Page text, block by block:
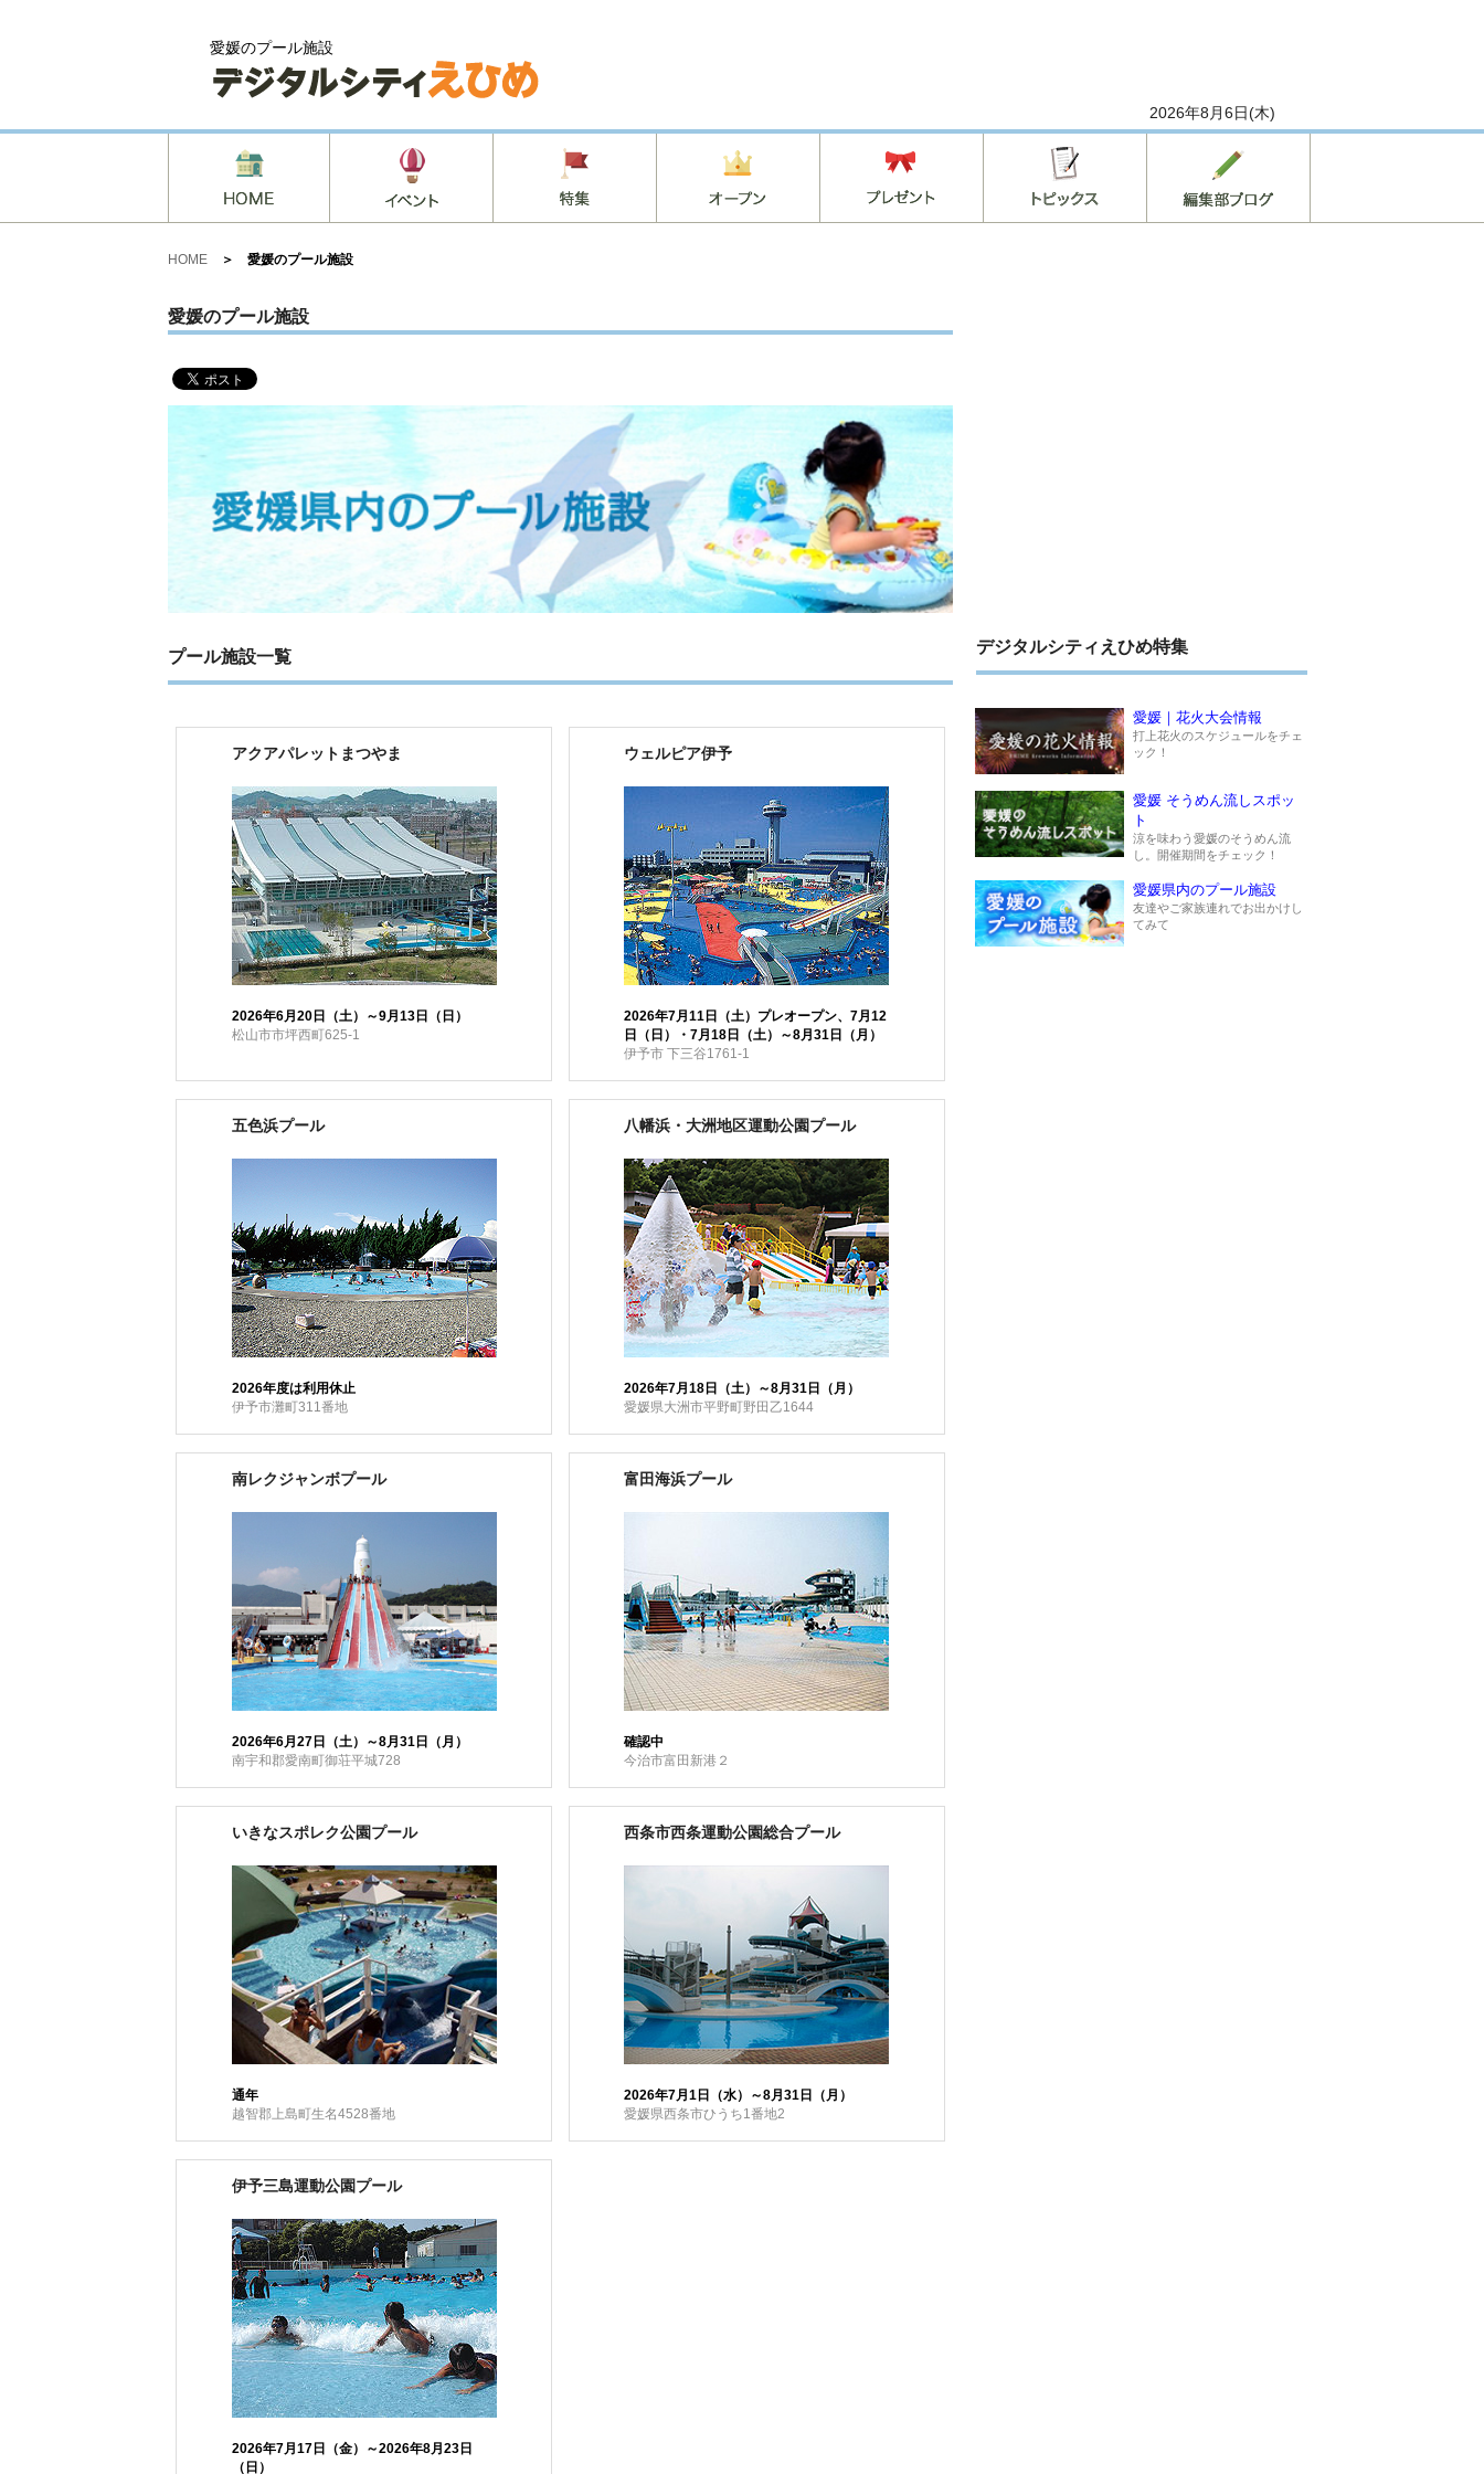
愛媛のプール施設
2026年8月6日(木)
HOME ＞ 愛媛のプール施設
愛媛のプール施設
プール施設一覧
アクアパレットまつやま
2026年6月20日（土）～9月13日（日）
松山市市坪西町625-1
ウェルピア伊予
2026年7月11日（土）プレオープン、7月12
日（日）・7月18日（土）～8月31日（月）
伊予市 下三谷1761-1
五色浜プール
2026年度は利用休止
伊予市灘町311番地
八幡浜・大洲地区運動公園プール
2026年7月18日（土）～8月31日（月）
愛媛県大洲市平野町野田乙1644
南レクジャンボプール
2026年6月27日（土）～8月31日（月）
南宇和郡愛南町御荘平城728
富田海浜プール
確認中
今治市富田新港２
いきなスポレク公園プール
通年
越智郡上島町生名4528番地
西条市西条運動公園総合プール
2026年7月1日（水）～8月31日（月）
愛媛県西条市ひうち1番地2
伊予三島運動公園プール
2026年7月17日（金）～2026年8月23日
（日）
デジタルシティえひめ特集
愛媛｜花火大会情報
打上花火のスケジュールをチェ
ック！
愛媛 そうめん流しスポッ
ト
涼を味わう愛媛のそうめん流
し。開催期間をチェック！
愛媛県内のプール施設
友達やご家族連れでお出かけし
てみて